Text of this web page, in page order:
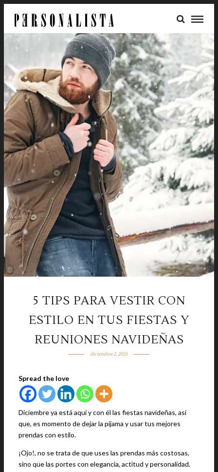
5 TIPS PARA VESTIR CON
ESTILO EN TUS FIESTAS Y
REUNIONES NAVIDEÑAS
diciembre 2, 2021
Spread the love
Diciembre ya está aquí y con él las fiestas navideñas, así
que, es momento de dejar la pijama y usar tus mejores
prendas con estilo.
¡Ojo!, no se trata de que uses las prendas más costosas,
sino que las portes con elegancia, actitud y personalidad.